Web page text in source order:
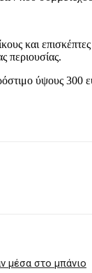
και
περιουσίας.
ύψους
μέσα στο μπάνιο